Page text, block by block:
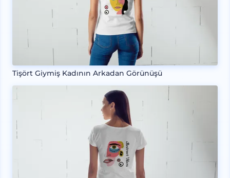
Tişört Giymiş Kadının Arkadan Görünüşü